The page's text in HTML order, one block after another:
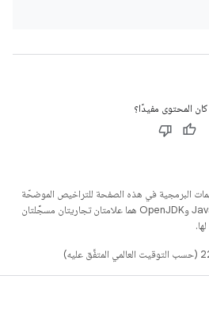
المحتوى مفيدًا؟
البرمجية في هذه الصفحة للتراخيص الموضحّة
. إنّ Java وOpenJDK هما علامتان تجاريتان مسجَّلتان